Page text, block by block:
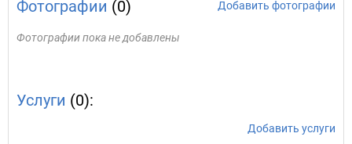
Фотографии (0) Добавить фотографии
Фотографии пока не добавлены
Услуги (0):
Добавить услуги